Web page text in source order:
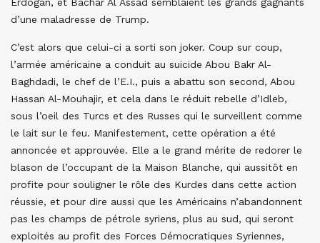
Erdogan, et Bachar Al Assad semblaient les grands gagnants
d’une maladresse de Trump.
C’est alors que celui-ci a sorti son joker. Coup sur coup,
l’armée américaine a conduit au suicide Abou Bakr Al-
Baghdadi, le chef de l’E.I., puis a abattu son second, Abou
Hassan Al-Mouhajir, et cela dans le réduit rebelle d’Idleb,
sous l’oeil des Turcs et des Russes qui le surveillent comme
le lait sur le feu. Manifestement, cette opération a été
annoncée et approuvée. Elle a le grand mérite de redorer le
blason de l’occupant de la Maison Blanche, qui aussitôt en
profite pour souligner le rôle des Kurdes dans cette action
réussie, et pour dire aussi que les Américains n’abandonnent
pas les champs de pétrole syriens, plus au sud, qui seront
exploités au profit des Forces Démocratiques Syriennes,